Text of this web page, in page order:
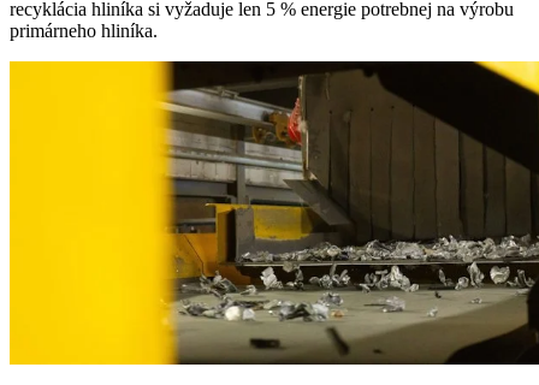
recyklácia hliníka si vyžaduje len 5 % energie potrebnej na výrobu
primárneho hliníka.